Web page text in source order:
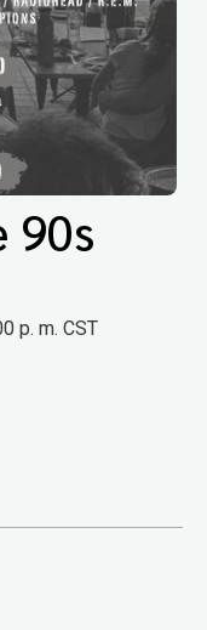
90s
p. m. CST